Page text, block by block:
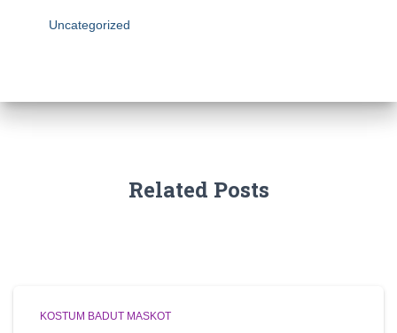
Uncategorized
Related Posts
KOSTUM BADUT MASKOT